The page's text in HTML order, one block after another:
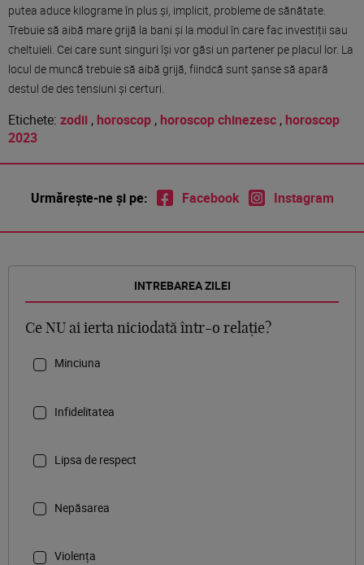
putea aduce kilograme în plus și, implicit, probleme de sănătate.
Trebuie să aibă mare grijă la bani și la modul în care fac investiții sau
cheltuieli. Cei care sunt singuri își vor găsi un partener pe placul lor. La
locul de muncă trebuie să aibă grijă, fiindcă sunt șanse să apară
destul de des tensiuni și certuri.
Etichete: zodii , horoscop , horoscop chinezesc , horoscop
2023
Urmărește-ne și pe: Facebook Instagram
INTREBAREA ZILEI
Ce NU ai ierta niciodată într-o relație?
Minciuna
Infidelitatea
Lipsa de respect
Nepăsarea
Violența